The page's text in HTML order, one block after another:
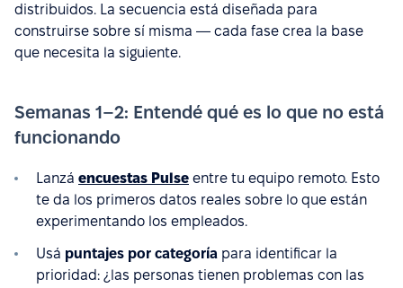
distribuidos. La secuencia está diseñada para
construirse sobre sí misma — cada fase crea la base
que necesita la siguiente.
Semanas 1–2: Entendé qué es lo que no está
funcionando
Lanzá encuestas Pulse entre tu equipo remoto. Esto
te da los primeros datos reales sobre lo que están
experimentando los empleados.
Usá puntajes por categoría para identificar la
prioridad: ¿las personas tienen problemas con las